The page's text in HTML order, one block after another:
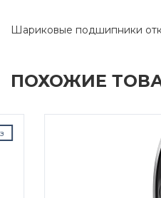
Шариковые подшипники
ПОХОЖИЕ